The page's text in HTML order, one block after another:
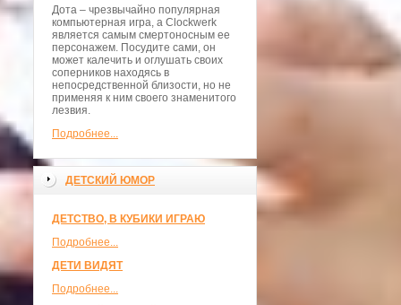
Дота – чрезвычайно популярная
компьютерная игра, а Clockwerk
является самым смертоносным ее
персонажем. Посудите сами, он
может калечить и оглушать своих
соперников находясь в
непосредственной близости, но не
применяя к ним своего знаменитого
лезвия.
Подробнее...
ДЕТСКИЙ ЮМОР
ДЕТСТВО, В КУБИКИ ИГРАЮ
Подробнее...
ДЕТИ ВИДЯТ
Подробнее...